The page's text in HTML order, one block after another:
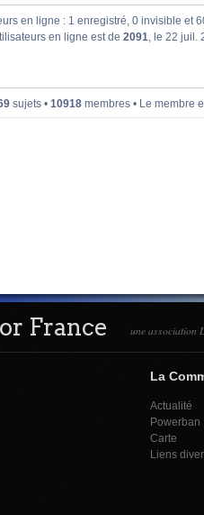
en ligne : 1 enregistré, 0 invisible et
en ligne est de 2091, le 22 juil.
sujets • 10918 membres • Le membre
France une association
La
Actualité
Powerban
Carte
Liens